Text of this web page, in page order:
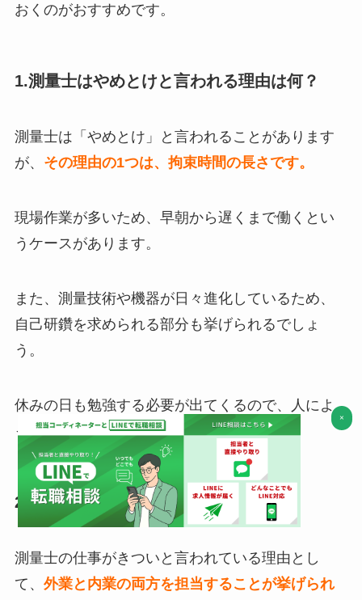
おくのがおすすめです。
1.測量士はやめとけと言われる理由は何？
測量士は「やめとけ」と言われることがあります
が、 その理由の1つは、拘束時間の長さです。
現場作業が多いため、早朝から遅くまで働くとい
うケースがあります。
また、測量技術や機器が日々進化しているため、
自己研鑽を求められる部分も挙げられるでしょ
う。
休みの日も勉強する必要が出てくるので、人によ
っては辛いと感じるケースもあります。
2.測量士はきついの？
測量士の仕事がきついと言われている理由とし
て、 外業と内業の両方を担当することが挙げられ
×